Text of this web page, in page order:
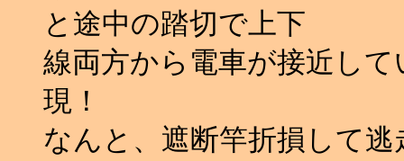
と途中の踏切で上下
線両方から電車が接近し
現！
なんと、遮断竿折損して